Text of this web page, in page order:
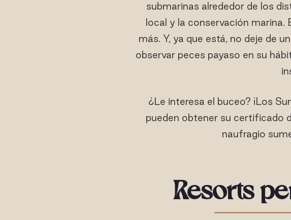
submarinas alrededor de los
local y la conservación
más. Y, ya que está, no deje de
observar peces payaso en su
¿Le interesa el buceo? ¡Los
pueden obtener su certificado
naufragio
Resorts